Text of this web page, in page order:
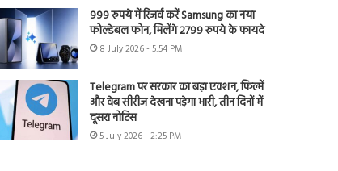
999 रुपये में रिजर्व करें Samsung का नया
फोल्डेबल फोन, मिलेंगे 2799 रुपये के फायदे
8 July 2026 - 5:54 PM
Telegram पर सरकार का बड़ा एक्शन, फिल्में
और वेब सीरीज देखना पड़ेगा भारी, तीन दिनों में
दूसरा नोटिस
5 July 2026 - 2:25 PM